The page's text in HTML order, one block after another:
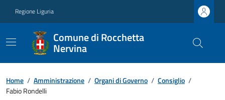
Regione Liguria
Comune di Rocchetta
Nervina
Home / Amministrazione / Organi di Governo / Consiglio /
Fabio Rondelli